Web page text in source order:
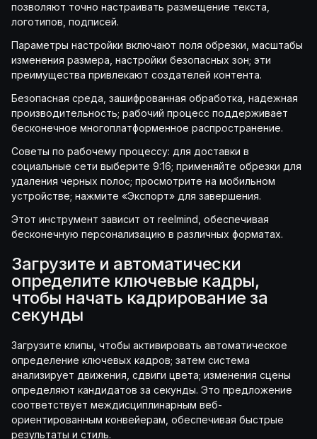
позволяют точно настраивать размещение текста,
логотипов, подписей.
Параметры настройки включают поля обрезки, масштабы
изменения размера, настройки безопасных зон; эти
преимущества привлекают создателей контента.
Безопасная среда, зашифрованная обработка, надежная
производительность; рабочий процесс поддерживает
бесконечное многоплатформенное распространение.
Советы по рабочему процессу: для доставки в
социальные сети выберите 9:16; применяйте обрезки для
удаления черных полос; просмотрите на мобильном
устройстве; нажмите «Экспорт» для завершения.
Этот инструмент зависит от reelmind, обеспечивая
бесконечную персонализацию в различных форматах.
Загрузите и автоматически
определите ключевые кадры,
чтобы начать кадрирование за
секунды
Загрузите клипы, чтобы активировать автоматическое
определение ключевых кадров; затем система
анализирует движения, сдвиги цвета; изменения сцены
определяют кандидатов за секунды. Это предложение
соответствует междисциплинарным веб-
ориентированным конвейерам, обеспечивая быстрые
результаты и стиль.